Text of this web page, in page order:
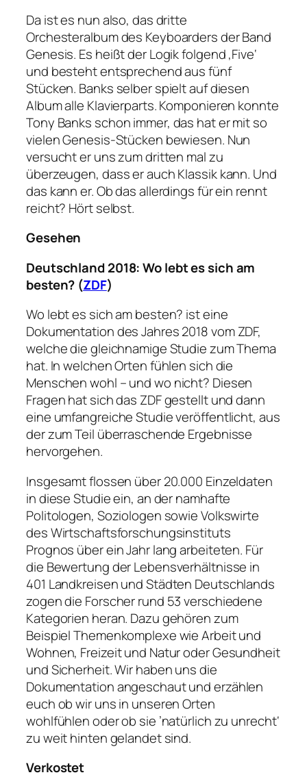
Da ist es nun also, das dritte
Orchesteralbum des Keyboarders der Band
Genesis. Es heißt der Logik folgend ‚Five‘
und besteht entsprechend aus fünf
Stücken. Banks selber spielt auf diesen
Album alle Klavierparts. Komponieren konnte
Tony Banks schon immer, das hat er mit so
vielen Genesis-Stücken bewiesen. Nun
versucht er uns zum dritten mal zu
überzeugen, dass er auch Klassik kann. Und
das kann er. Ob das allerdings für ein rennt
reicht? Hört selbst.
Gesehen
Deutschland 2018: Wo lebt es sich am
besten? (ZDF)
Wo lebt es sich am besten? ist eine
Dokumentation des Jahres 2018 vom ZDF,
welche die gleichnamige Studie zum Thema
hat. In welchen Orten fühlen sich die
Menschen wohl – und wo nicht? Diesen
Fragen hat sich das ZDF gestellt und dann
eine umfangreiche Studie veröffentlicht, aus
der zum Teil überraschende Ergebnisse
hervorgehen.
Insgesamt flossen über 20.000 Einzeldaten
in diese Studie ein, an der namhafte
Politologen, Soziologen sowie Volkswirte
des Wirtschaftsforschungsinstituts
Prognos über ein Jahr lang arbeiteten. Für
die Bewertung der Lebensverhältnisse in
401 Landkreisen und Städten Deutschlands
zogen die Forscher rund 53 verschiedene
Kategorien heran. Dazu gehören zum
Beispiel Themenkomplexe wie Arbeit und
Wohnen, Freizeit und Natur oder Gesundheit
und Sicherheit. Wir haben uns die
Dokumentation angeschaut und erzählen
euch ob wir uns in unseren Orten
wohlfühlen oder ob sie ’natürlich zu unrecht‘
zu weit hinten gelandet sind.
Verkostet